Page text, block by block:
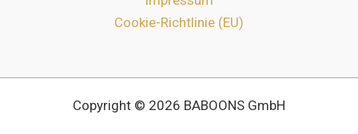
Cookie-Richtlinie (EU)
Copyright © 2026 BABOONS GmbH